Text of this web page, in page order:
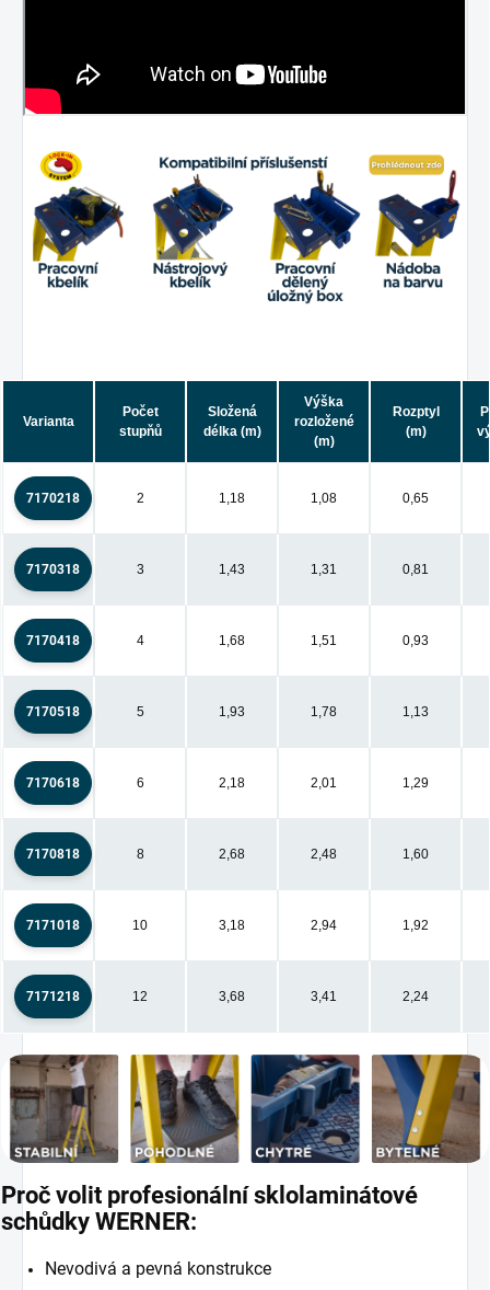
Varianta
Počet
stupňů
Složená
délka (m)
Výška
rozložené
(m)
Rozptyl
(m)
7170218 2 1,18 1,08 0,65
7170318 3 1,43 1,31 0,81
7170418 4 1,68 1,51 0,93
7170518 5 1,93 1,78 1,13
7170618 6 2,18 2,01 1,29
7170818 8 2,68 2,48 1,60
7171018 10 3,18 2,94 1,92
7171218 12 3,68 3,41 2,24
Proč volit profesionální sklolaminátové
schůdky WERNER:
Nevodivá a pevná konstrukce